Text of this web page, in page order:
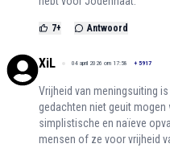
7+ Antwoord
XiL 04 april 2026 om 17:58 + 5917
Vrijheid van meningsuiting
gedachten niet geuit
simplistische en naïeve
mensen of ze voor vrijheid